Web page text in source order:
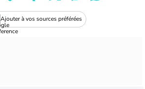
Ajouter à vos sources préférées